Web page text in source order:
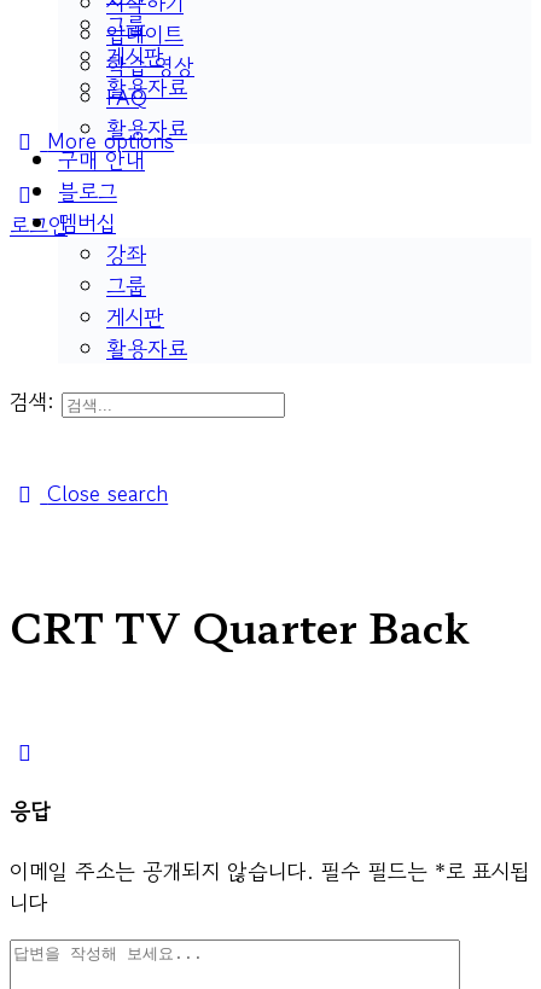
그룹
게시판
활용자료
More options
로그인
업데이트
학습 영상
FAQ
활용자료
구매 안내
블로그
멤버십
강좌
그룹
게시판
활용자료
검색:
Close search
CRT TV Quarter Back
응답
이메일 주소는 공개되지 않습니다. 필수 필드는 *로 표시됩
니다